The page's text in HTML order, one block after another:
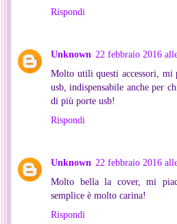
Rispondi
Unknown 22 febbraio 2016
Molto utili questi accessori, mi
usb, indispensabile anche per
di più porte usb!
Rispondi
Unknown 22 febbraio 2016
Molto bella la cover, mi
semplice è molto carina!
Rispondi